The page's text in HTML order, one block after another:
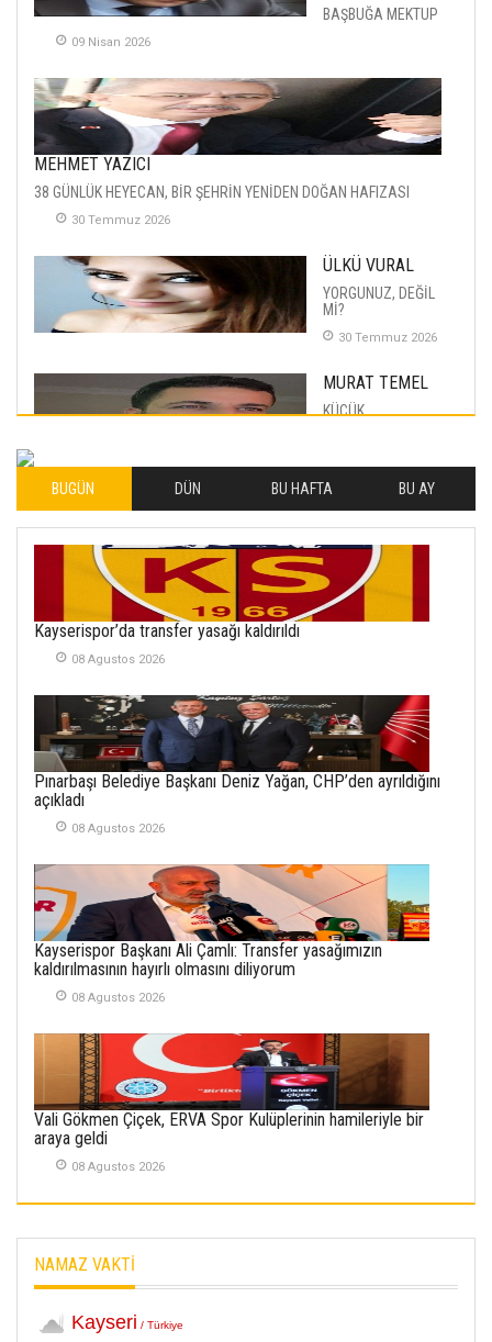
BAŞBUĞA MEKTUP
09 Nisan 2026
MEHMET YAZICI
38 GÜNLÜK HEYECAN, BİR ŞEHRİN YENİDEN DOĞAN HAFIZASI
30 Temmuz 2026
ÜLKÜ VURAL
YORGUNUZ, DEĞİL
Mİ?
30 Temmuz 2026
MURAT TEMEL
KÜÇÜK
İLHAN YILMAZ
SOFRADA AYRIMCILIK
VAR
26 Subat 2026
METİN ERTEM
21 Haziran 2026
SEMRA ŞAHİN
KENDİNE UYANMAK
İlgi Alanlarımız ve Biz
02 Ekim 2025
SABAHATTİN
puana Ulaştı
01 Mayis 2026
BUGÜN DÜN BU HAFTA BU AY
Kayserispor’da transfer yasağı kaldırıldı
08 Agustos 2026
Pınarbaşı Belediye Başkanı Deniz Yağan, CHP’den ayrıldığını
açıkladı
08 Agustos 2026
Kayserispor Başkanı Ali Çamlı: Transfer yasağımızın
kaldırılmasının hayırlı olmasını diliyorum
08 Agustos 2026
Vali Gökmen Çiçek, ERVA Spor Kulüplerinin hamileriyle bir
araya geldi
08 Agustos 2026
NAMAZ VAKTİ